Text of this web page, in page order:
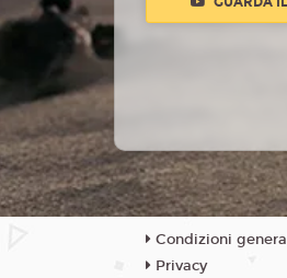
Condizioni
Privacy